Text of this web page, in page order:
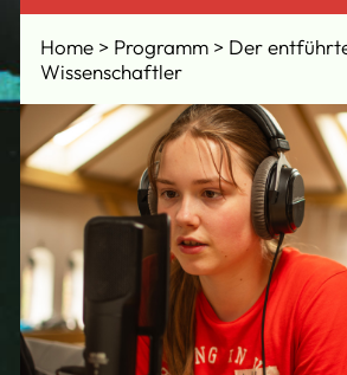
Home Programm
Der
Wissenschaftler